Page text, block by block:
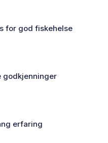
for god fiskehelse
godkjenninger
erfaring